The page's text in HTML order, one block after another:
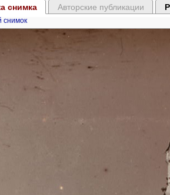
снимка Авторские публикации
снимок